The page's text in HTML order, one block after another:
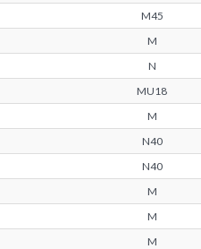
M45
M
N
MU18
M
N40
N40
M
M
M